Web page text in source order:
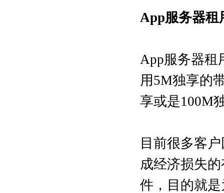
App服务器租
App服务器租
用5M独享的
享或是100M
目前很多客
成经济损失
件，目的就